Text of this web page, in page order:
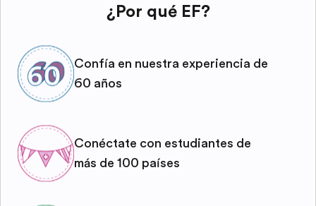
¿Por qué EF?
Confía en nuestra experiencia de
60 años
Conéctate con estudiantes de
más de 100 países